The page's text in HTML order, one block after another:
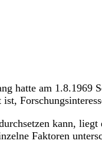
hatte am 1.8.1969
kann,
Faktoren